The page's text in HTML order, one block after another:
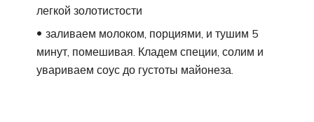
легкой золотистости
заливаем молоком, порциями, и тушим 5
минут, помешивая. Кладем специи, солим и
увариваем соус до густоты майонеза.